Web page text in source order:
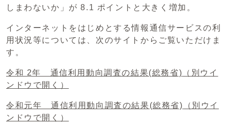
しまわないか」が 8.1 ポイントと大きく増加。
インターネットをはじめとする情報通信サービスの利
用状況等については、次のサイトからご覧いただけま
す。
令和 2年 通信利用動向調査の結果(総務省) （別ウイ
ンドウで開く）
令和元年 通信利用動向調査の結果(総務省) （別ウイ
ンドウで開く）